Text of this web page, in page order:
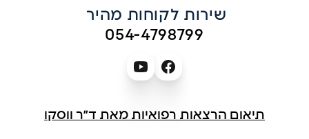
שירות לקוחות מהיר
054-4798799
תיאום הרצאות רפואיות מאת ד״ר ווסקו